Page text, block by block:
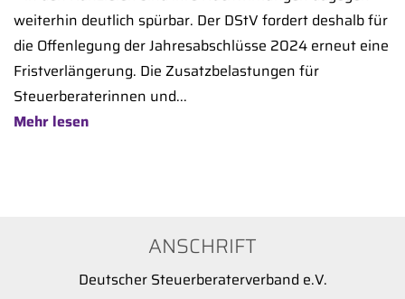
weiterhin deutlich spürbar. Der DStV fordert deshalb für
die Offenlegung der Jahresabschlüsse 2024 erneut eine
Fristverlängerung. Die Zusatzbelastungen für
Steuerberaterinnen und...
Mehr lesen
ANSCHRIFT
Deutscher Steuerberaterverband e.V.